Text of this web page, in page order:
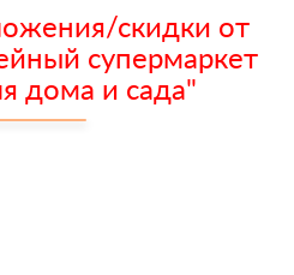
скидки от
супермаркет
дома и сада"